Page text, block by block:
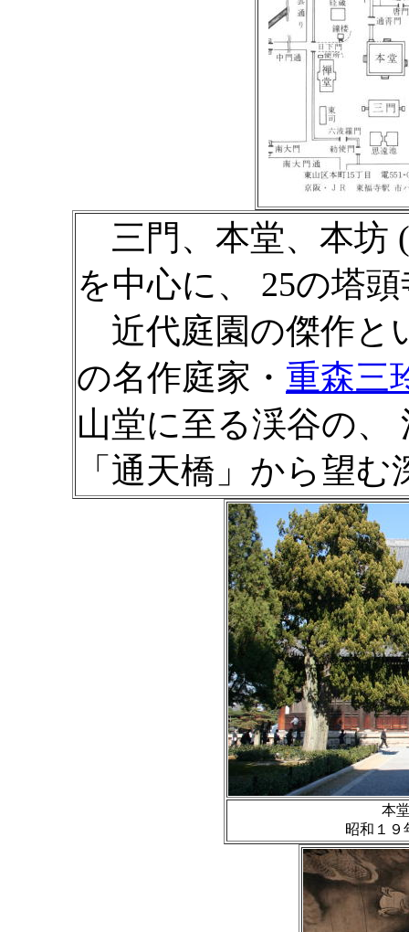
三門、本堂、本坊
を中心に、 25の塔
近代庭園の傑作と
の名作庭家・ 重森三
山堂に至る渓谷の、
「通天橋」から望
本
昭和１９